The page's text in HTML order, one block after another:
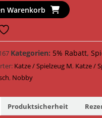
Warenkorb
Kategorien: 5% Rabatt,
Katze / Spielzeug M, Katze /
, Nobby
Produktsicherheit